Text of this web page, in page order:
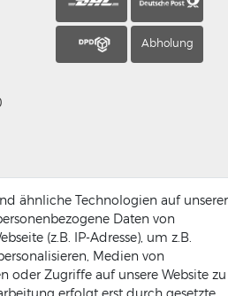
Abholung
INFORMATIONEN
Datenschutz
Versand
ähnliche Technologien auf unserer
Daten von
(z.B. IP-Adresse), um z.B.
Medien von
oder Zugriffe auf unsere Website zu
erfolgt erst durch gesetzte